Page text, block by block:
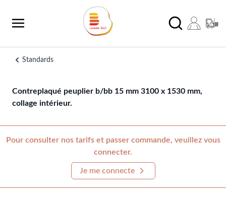
Chercher
Standards
Contreplaqué peuplier b/bb 15 mm 3100 x 1530 mm,
collage intérieur.
Pour consulter nos tarifs et passer commande, veuillez vous
connecter.
Je me connecte